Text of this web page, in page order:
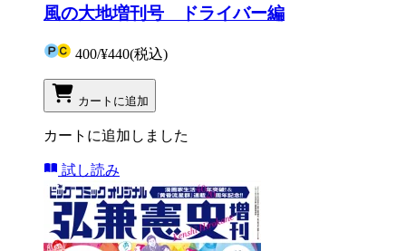
風の大地増刊号 ドライバー編
400/¥440(税込)
カートに追加
カートに追加しました
試し読み